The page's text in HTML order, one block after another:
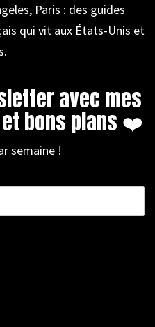
Paris : des guides
qui vit aux États-Unis et
avec mes
bons plans ❤️
semaine !